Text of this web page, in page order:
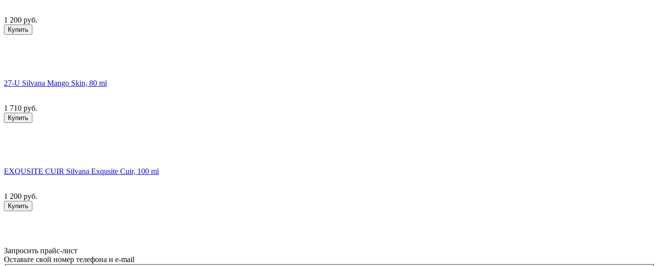
1 200 руб.
Купить
27-U Silvana Mango Skin, 80 ml
1 710 руб.
Купить
EXQUSITE CUIR Silvana Exqusite Cuir, 100 ml
1 200 руб.
Купить
Запросить прайс-лист
Оставьте свой номер телефона и e-mail